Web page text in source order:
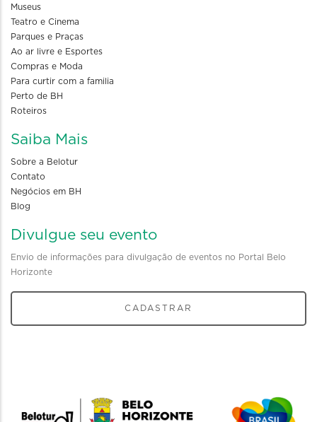
Museus
Teatro e Cinema
Parques e Praças
Ao ar livre e Esportes
Compras e Moda
Para curtir com a familia
Perto de BH
Roteiros
Saiba Mais
Sobre a Belotur
Contato
Negócios em BH
Blog
Divulgue seu evento
Envio de informações para divulgação de eventos no Portal Belo
Horizonte
CADASTRAR